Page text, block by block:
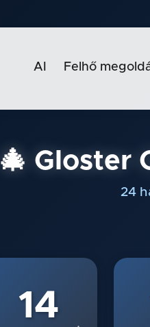
AI Felhő
🎄 Gloster
24
14